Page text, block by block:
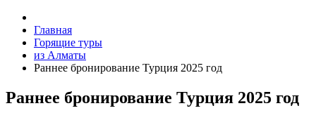
Главная
Горящие туры
из Алматы
Раннее бронирование Турция 2025 год
Раннее бронирование Турция 2025 год